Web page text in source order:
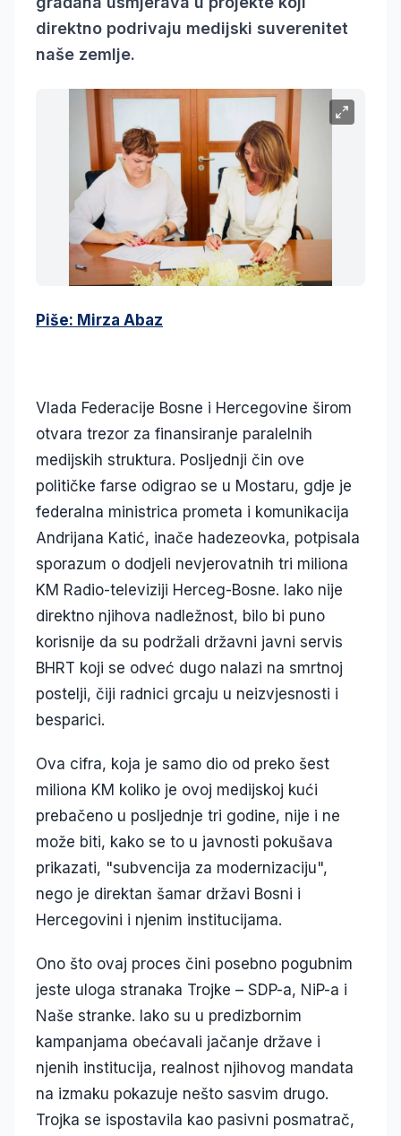
direktno podrivaju medijski suverenitet
naše zemlje.
Piše: Mirza Abaz
Vlada Federacije Bosne i Hercegovine širom
otvara trezor za finansiranje paralelnih
medijskih struktura. Posljednji čin ove
političke farse odigrao se u Mostaru, gdje je
federalna ministrica prometa i komunikacija
Andrijana Katić, inače hadezeovka, potpisala
sporazum o dodjeli nevjerovatnih tri miliona
KM Radio-televiziji Herceg-Bosne. Iako nije
direktno njihova nadležnost, bilo bi puno
korisnije da su podržali državni javni servis
BHRT koji se odveć dugo nalazi na smrtnoj
postelji, čiji radnici grcaju u neizvjesnosti i
besparici.
Ova cifra, koja je samo dio od preko šest
miliona KM koliko je ovoj medijskoj kući
prebačeno u posljednje tri godine, nije i ne
može biti, kako se to u javnosti pokušava
prikazati, "subvencija za modernizaciju",
nego je direktan šamar državi Bosni i
Hercegovini i njenim institucijama.
Ono što ovaj proces čini posebno pogubnim
jeste uloga stranaka Trojke – SDP-a, NiP-a i
Naše stranke. Iako su u predizbornim
kampanjama obećavali jačanje države i
njenih institucija, realnost njihovog mandata
na izmaku pokazuje nešto sasvim drugo.
Trojka se ispostavila kao pasivni posmatrač,